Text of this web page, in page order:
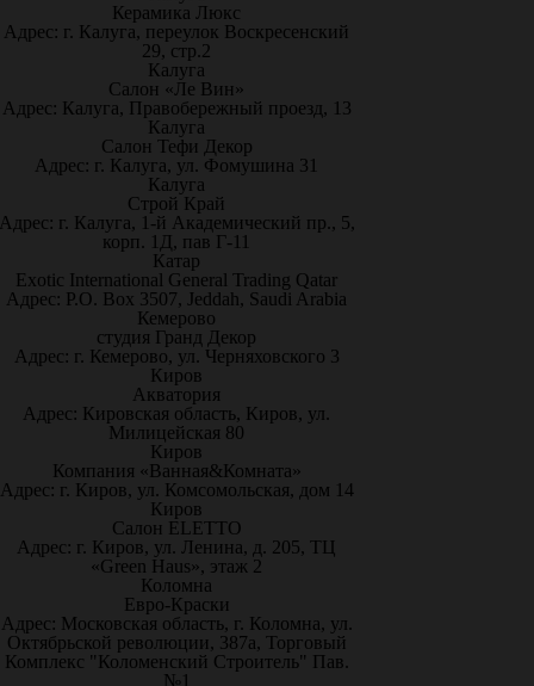
Керамика Люкс
Адрес: г. Калуга, переулок Воскресенский
29, стр.2
Калуга
Салон «Ле Вин»
Адрес: Калуга, Правобережный проезд, 13
Калуга
Салон Тефи Декор
Адрес: г. Калуга, ул. Фомушина 31
Калуга
Строй Край
г. Калуга, 1-й Академический пр., 5,
корп. 1Д, пав Г-11
Катар
Exotic International General Trading Qatar
Адрес: P.O. Box 3507, Jeddah, Saudi Arabia
Кемерово
студия Гранд Декор
Адрес: г. Кемерово, ул. Черняховского 3
Киров
Акватория
Адрес: Кировская область, Киров, ул.
Милицейская 80
Киров
Компания «Ванная&Комната»
Адрес: г. Киров, ул. Комсомольская, дом 14
Киров
Салон ELETTO
Адрес: г. Киров, ул. Ленина, д. 205, ТЦ
«Green Haus», этаж 2
Коломна
Евро-Краски
Адрес: Московская область, г. Коломна, ул.
Октябрьской революции, 387а, Торговый
Комплекс "Коломенский Строитель" Пав.
№1